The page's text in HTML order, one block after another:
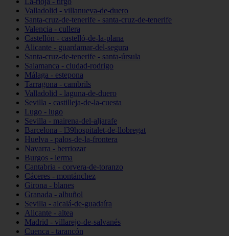
Valladolid - villanueva-de-duero
Santa-cruz-de-tenerife - santa-cruz-de-tenerife
Valencia - cullera
Castellón - castelló-de-la-plana
Alicante - guardamar-del-segura
Santa-cruz-de-tenerife - santa-úrsula
Salamanca - ciudad-rodrigo
Málaga - estepona
Tarragona - cambrils
Valladolid - laguna-de-duero
Sevilla - castilleja-de-la-cuesta
Lugo - lugo
Sevilla - mairena-del-aljarafe
Barcelona - l39hospitalet-de-llobregat
Huelva - palos-de-la-frontera
Navarra - berriozar
Burgos - lerma
Cantabria - corvera-de-toranzo
Cáceres - montánchez
Girona - blanes
Granada - albuñol
Sevilla - alcalá-de-guadaíra
Alicante - altea
Madrid - villarejo-de-salvanés
Cuenca - tarancón